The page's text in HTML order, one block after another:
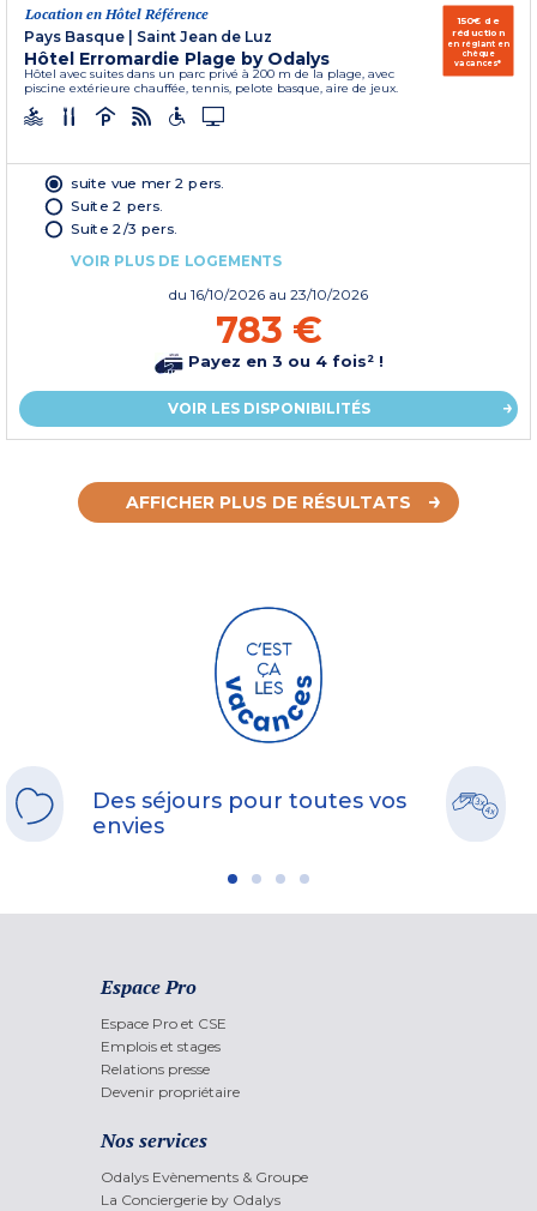
Location en Hôtel Référence
Pays Basque | Saint Jean de Luz
Hôtel Erromardie Plage by Odalys
Hôtel avec suites dans un parc privé à 200 m de la plage, avec
piscine extérieure chauffée, tennis, pelote basque, aire de jeux.
150€ de
réduction
en réglant en
chèque
vacances*
suite vue mer 2 pers.
Suite 2 pers.
Suite 2/3 pers.
VOIR PLUS DE LOGEMENTS
du 16/10/2026 au 23/10/2026
783 €
Payez en 3 ou 4 fois² !
VOIR LES DISPONIBILITÉS
AFFICHER PLUS DE RÉSULTATS
Des séjours pour toutes vos
envies
Espace Pro
Espace Pro et CSE
Emplois et stages
Relations presse
Devenir propriétaire
Nos services
Odalys Evènements & Groupe
La Conciergerie by Odalys